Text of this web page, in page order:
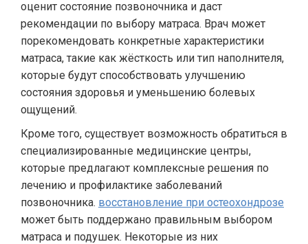
оценит состояние позвоночника и даст
рекомендации по выбору матраса. Врач может
порекомендовать конкретные характеристики
матраса, такие как жёсткость или тип наполнителя,
которые будут способствовать улучшению
состояния здоровья и уменьшению болевых
ощущений.
Кроме того, существует возможность обратиться в
специализированные медицинские центры,
которые предлагают комплексные решения по
лечению и профилактике заболеваний
позвоночника. восстановление при остеохондрозе
может быть поддержано правильным выбором
матраса и подушек. Некоторые из них